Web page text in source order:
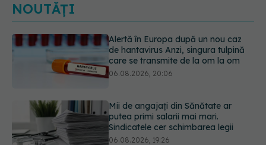
NOUTĂȚI
Mii de angajați din Sănătate ar
putea primi salarii mai mari.
Sindicatele cer schimbarea legii
EXCLUSIV Cancerele ginecologice
care pot fi tratate fără operație. Dr.
Sorin Bogdan (SANADOR): Chirurgia